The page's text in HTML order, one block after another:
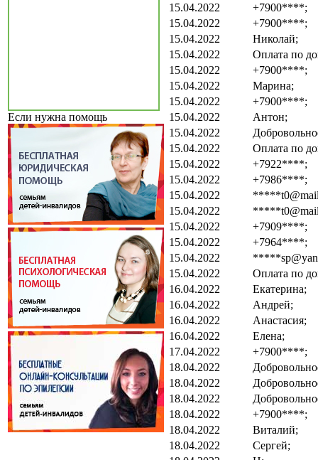
Если нужна помощь
15.04.2022
+7900****;
15.04.2022
+7900****;
15.04.2022
Николай;
15.04.2022
Оплата по
15.04.2022
+7900****;
15.04.2022
Марина;
15.04.2022
+7900****;
15.04.2022
Антон;
15.04.2022
15.04.2022
Оплата по
15.04.2022
+7922****;
15.04.2022
+7986****;
15.04.2022
15.04.2022
15.04.2022
+7909****;
15.04.2022
+7964****;
15.04.2022
15.04.2022
Оплата по
16.04.2022
Екатерина;
16.04.2022
Андрей;
16.04.2022
Анастасия;
16.04.2022
Елена;
17.04.2022
+7900****;
18.04.2022
18.04.2022
18.04.2022
18.04.2022
+7900****;
18.04.2022
Виталий;
18.04.2022
Сергей;